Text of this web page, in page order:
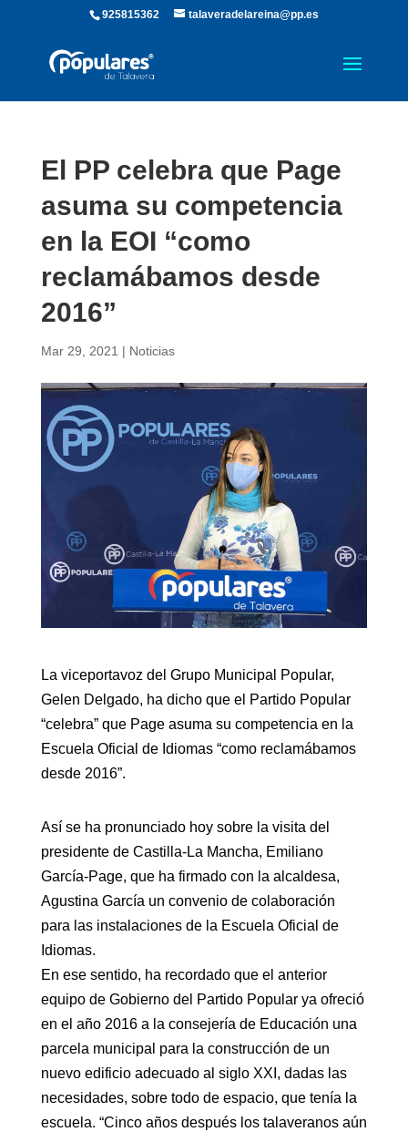
925815362 talaveradelareina@pp.es
El PP celebra que Page
asuma su competencia
en la EOI “como
reclamábamos desde
2016”
Mar 29, 2021 | Noticias
La viceportavoz del Grupo Municipal Popular,
Gelen Delgado, ha dicho que el Partido Popular
“celebra” que Page asuma su competencia en la
Escuela Oficial de Idiomas “como reclamábamos
desde 2016”.
Así se ha pronunciado hoy sobre la visita del
presidente de Castilla-La Mancha, Emiliano
García-Page, que ha firmado con la alcaldesa,
Agustina García un convenio de colaboración
para las instalaciones de la Escuela Oficial de
Idiomas.
En ese sentido, ha recordado que el anterior
equipo de Gobierno del Partido Popular ya ofreció
en el año 2016 a la consejería de Educación una
parcela municipal para la construcción de un
nuevo edificio adecuado al siglo XXI, dadas las
necesidades, sobre todo de espacio, que tenía la
escuela. “Cinco años después los talaveranos aún